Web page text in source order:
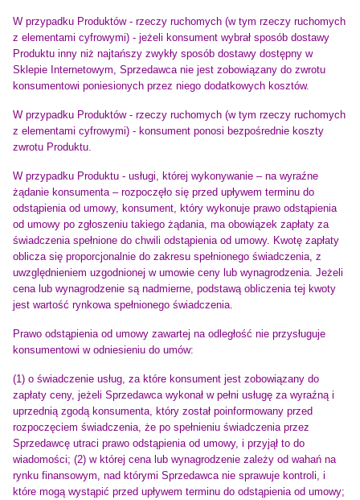
W przypadku Produktów - rzeczy ruchomych (w tym rzeczy ruchomych
z elementami cyfrowymi) - jeżeli konsument wybrał sposób dostawy
Produktu inny niż najtańszy zwykły sposób dostawy dostępny w
Sklepie Internetowym, Sprzedawca nie jest zobowiązany do zwrotu
konsumentowi poniesionych przez niego dodatkowych kosztów.
W przypadku Produktów - rzeczy ruchomych (w tym rzeczy ruchomych
z elementami cyfrowymi) - konsument ponosi bezpośrednie koszty
zwrotu Produktu.
W przypadku Produktu - usługi, której wykonywanie – na wyraźne
żądanie konsumenta – rozpoczęło się przed upływem terminu do
odstąpienia od umowy, konsument, który wykonuje prawo odstąpienia
od umowy po zgłoszeniu takiego żądania, ma obowiązek zapłaty za
świadczenia spełnione do chwili odstąpienia od umowy. Kwotę zapłaty
oblicza się proporcjonalnie do zakresu spełnionego świadczenia, z
uwzględnieniem uzgodnionej w umowie ceny lub wynagrodzenia. Jeżeli
cena lub wynagrodzenie są nadmierne, podstawą obliczenia tej kwoty
jest wartość rynkowa spełnionego świadczenia.
Prawo odstąpienia od umowy zawartej na odległość nie przysługuje
konsumentowi w odniesieniu do umów:
(1) o świadczenie usług, za które konsument jest zobowiązany do
zapłaty ceny, jeżeli Sprzedawca wykonał w pełni usługę za wyraźną i
uprzednią zgodą konsumenta, który został poinformowany przed
rozpoczęciem świadczenia, że po spełnieniu świadczenia przez
Sprzedawcę utraci prawo odstąpienia od umowy, i przyjął to do
wiadomości; (2) w której cena lub wynagrodzenie zależy od wahań na
rynku finansowym, nad którymi Sprzedawca nie sprawuje kontroli, i
które mogą wystąpić przed upływem terminu do odstąpienia od umowy;